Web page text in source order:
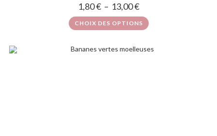
1,80€ – 13,00€
CHOIX DES OPTIONS